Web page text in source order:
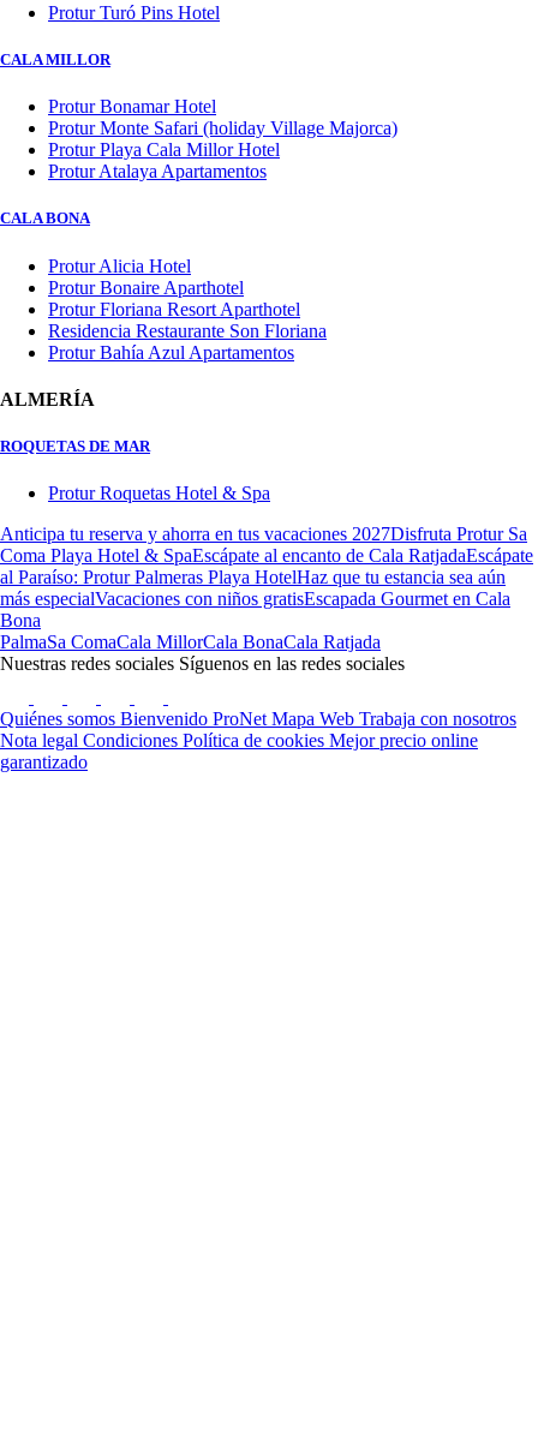
Protur Turó Pins Hotel
CALA MILLOR
Protur Bonamar Hotel
Protur Monte Safari (holiday Village Majorca)
Protur Playa Cala Millor Hotel
Protur Atalaya Apartamentos
CALA BONA
Protur Alicia Hotel
Protur Bonaire Aparthotel
Protur Floriana Resort Aparthotel
Residencia Restaurante Son Floriana
Protur Bahía Azul Apartamentos
ALMERÍA
ROQUETAS DE MAR
Protur Roquetas Hotel & Spa
Anticipa tu reserva y ahorra en tus vacaciones 2027Disfruta Protur Sa
Coma Playa Hotel & SpaEscápate al encanto de Cala RatjadaEscápate
al Paraíso: Protur Palmeras Playa HotelHaz que tu estancia sea aún
más especialVacaciones con niños gratisEscapada Gourmet en Cala
Bona
PalmaSa ComaCala MillorCala BonaCala Ratjada
Nuestras redes sociales Síguenos en las redes sociales
Quiénes somos Bienvenido ProNet Mapa Web Trabaja con nosotros
Nota legal Condiciones Política de cookies Mejor precio online
garantizado